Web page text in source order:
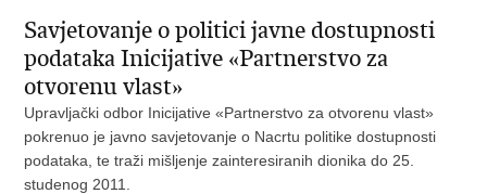
Savjetovanje o politici javne dostupnosti
podataka Inicijative «Partnerstvo za
otvorenu vlast»
Upravljački odbor Inicijative «Partnerstvo za otvorenu vlast»
pokrenuo je javno savjetovanje o Nacrtu politike dostupnosti
podataka, te traži mišljenje zainteresiranih dionika do 25.
studenog 2011.